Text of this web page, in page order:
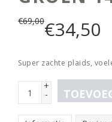
€69,00€34,50
Super zachte plaids,
+
-